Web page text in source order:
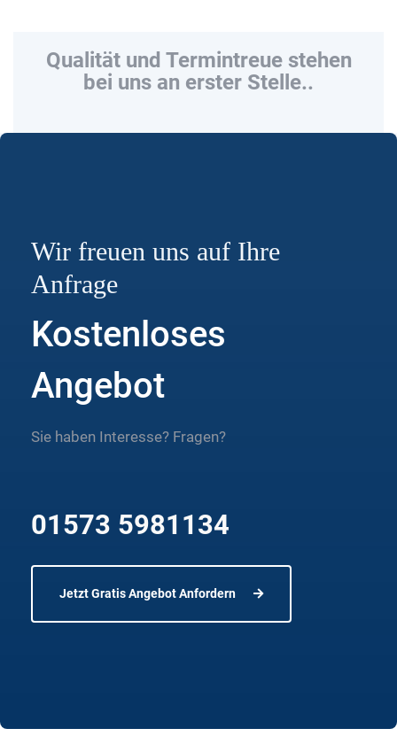
Qualität und Termintreue stehen
bei uns an erster Stelle..
Wir freuen uns auf Ihre
Anfrage
Kostenloses
Angebot
Sie haben Interesse? Fragen?
01573 5981134
Jetzt Gratis Angebot Anfordern